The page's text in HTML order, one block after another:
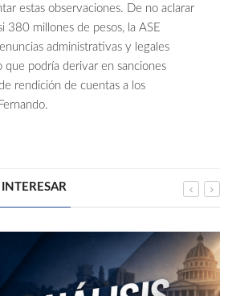
estas observaciones. De no aclarar
380 millones de pesos, la ASE
administrativas y legales
que podría derivar en sanciones
rendición de cuentas a los